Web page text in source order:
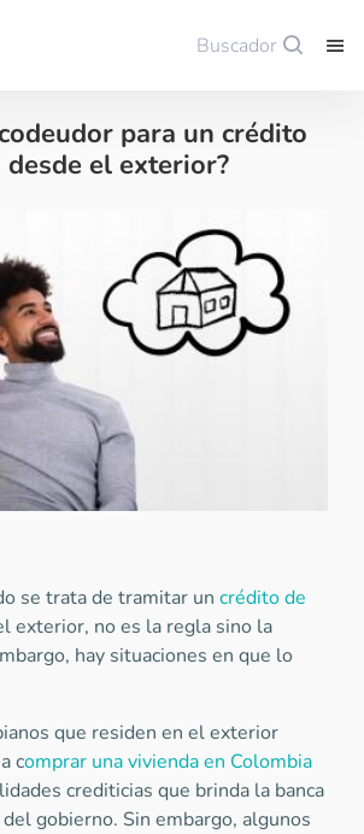
Buscador
para un crédito
el exterior?
el exterior - 2018-08-21
se trata de tramitar un crédito de
exterior, no es la regla sino la
hay situaciones en que lo
que residen en el exterior
comprar una vivienda en Colombia
crediticias que brinda la banca
gobierno. Sin embargo, algunos
Guardar